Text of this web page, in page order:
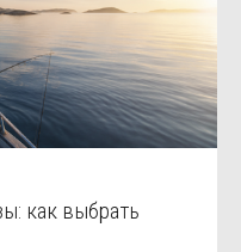
как выбрать